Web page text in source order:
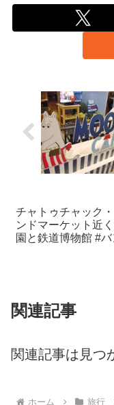
チャトゥチャック
ンドマーケット近
園と鉄道博物館 #バ
関連記事
関連記事は見つ
ホーム 旅行